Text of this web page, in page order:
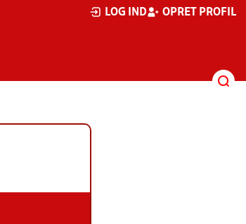
LOG IND OPRET PROFIL